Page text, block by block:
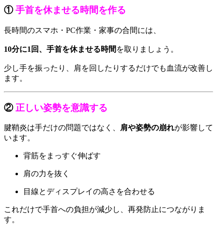
①手首を休ませる時間を作る
長時間のスマホ・PC作業・家事の合間には、
10分に1回、手首を休ませる時間 を取りましょう。
少し手を振ったり、肩を回したりするだけでも血流が改善し
ます。
② 正しい姿勢を意識する
腱鞘炎は手だけの問題ではなく、 肩や姿勢の崩れが影響して
います。
背筋をまっすぐ伸ばす
肩の力を抜く
目線とディスプレイの高さを合わせる
これだけで手首への負担が減少し、再発防止につながりま
す。